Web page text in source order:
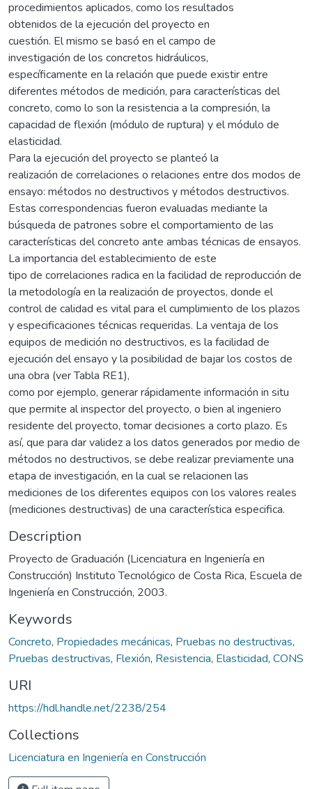
procedimientos aplicados, como los resultados
obtenidos de la ejecución del proyecto en
cuestión. El mismo se basó en el campo de
investigación de los concretos hidráulicos,
específicamente en la relación que puede existir entre
diferentes métodos de medición, para características del
concreto, como lo son la resistencia a la compresión, la
capacidad de flexión (módulo de ruptura) y el módulo de
elasticidad.
Para la ejecución del proyecto se planteó la
realización de correlaciones o relaciones entre dos modos de
ensayo: métodos no destructivos y métodos destructivos.
Estas correspondencias fueron evaluadas mediante la
búsqueda de patrones sobre el comportamiento de las
características del concreto ante ambas técnicas de ensayos.
La importancia del establecimiento de este
tipo de correlaciones radica en la facilidad de reproducción de
la metodología en la realización de proyectos, donde el
control de calidad es vital para el cumplimiento de los plazos
y especificaciones técnicas requeridas. La ventaja de los
equipos de medición no destructivos, es la facilidad de
ejecución del ensayo y la posibilidad de bajar los costos de
una obra (ver Tabla RE1),
como por ejemplo, generar rápidamente información in situ
que permite al inspector del proyecto, o bien al ingeniero
residente del proyecto, tomar decisiones a corto plazo. Es
así, que para dar validez a los datos generados por medio de
métodos no destructivos, se debe realizar previamente una
etapa de investigación, en la cual se relacionen las
mediciones de los diferentes equipos con los valores reales
(mediciones destructivas) de una característica especifica.
Description
Proyecto de Graduación (Licenciatura en Ingeniería en
Construcción) Instituto Tecnológico de Costa Rica, Escuela de
Ingeniería en Construcción, 2003.
Keywords
Concreto, Propiedades mecánicas, Pruebas no destructivas,
Pruebas destructivas, Flexión, Resistencia, Elasticidad, CONS
URI
https://hdl.handle.net/2238/254
Collections
Licenciatura en Ingeniería en Construcción